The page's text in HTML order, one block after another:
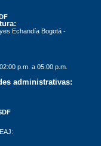
Echandía Bogotá -
p.m. a 05:00 p.m.
administrativas: